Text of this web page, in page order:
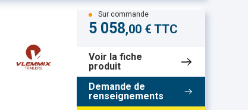
Sur commande
5 058,00 € TTC
Voir la fiche
produit
Demande de
renseignements